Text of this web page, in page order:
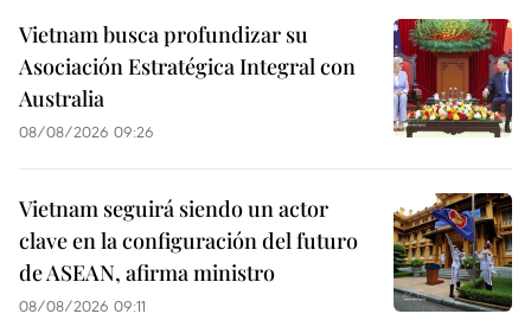
Vietnam busca profundizar su
Asociación Estratégica Integral con
Australia
08/08/2026 09:26
Vietnam seguirá siendo un actor
clave en la configuración del futuro
de ASEAN, afirma ministro
08/08/2026 09:11